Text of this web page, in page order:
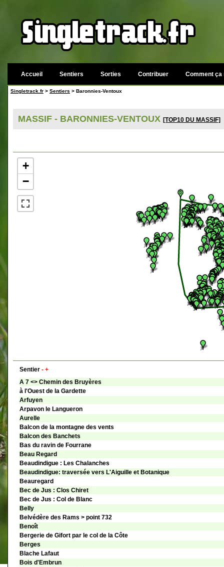
Accueil Sentiers Sorties Contribuer Comment ça
Singletrack.fr > Sentiers > Baronnies-Ventoux
MASSIF - BARONNIES-VENTOUX [TOP10 DU MASSIF]
+
−
Sentier - +
A 7 <> Chemin des Bruyères
à l'Ouest de la Gardette
Arfuyen
Arpavon le Langueron
Aurelle
Balcon de la montagne des vents
Balcon des Banchets
Bas du ravin de Fourrane
Beau Regard
Beaudindigue : Les Chalanches
Beaudindigue: traversée vers L'Aiguille et Botanique
Beauregard
Bec de Jus : Clos Chiret
Bec de Jus : Col de Blanc
Belly
Belvédère des Rams > point 732
Benoît
Bergerie de Gifort par le col de la Côte
Berges
Blache Lafaut
Bois d'Embrun